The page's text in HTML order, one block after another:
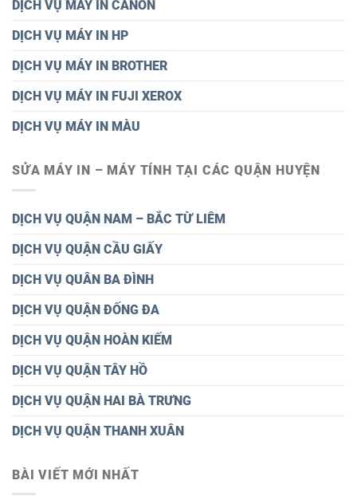
DỊCH VỤ MÁY IN CANON
DỊCH VỤ MÁY IN HP
DỊCH VỤ MÁY IN BROTHER
DỊCH VỤ MÁY IN FUJI XEROX
DỊCH VỤ MÁY IN MÀU
SỬA MÁY IN – MÁY TÍNH TẠI CÁC QUẬN HUYỆN
DỊCH VỤ QUẬN NAM – BẮC TỪ LIÊM
DỊCH VỤ QUẬN CẦU GIẤY
DỊCH VỤ QUÂN BA ĐÌNH
DỊCH VỤ QUẬN ĐỐNG ĐA
DỊCH VỤ QUẬN HOÀN KIẾM
DỊCH VỤ QUẬN TÂY HỒ
DỊCH VỤ QUẬN HAI BÀ TRƯNG
DỊCH VỤ QUẬN THANH XUÂN
BÀI VIẾT MỚI NHẤT